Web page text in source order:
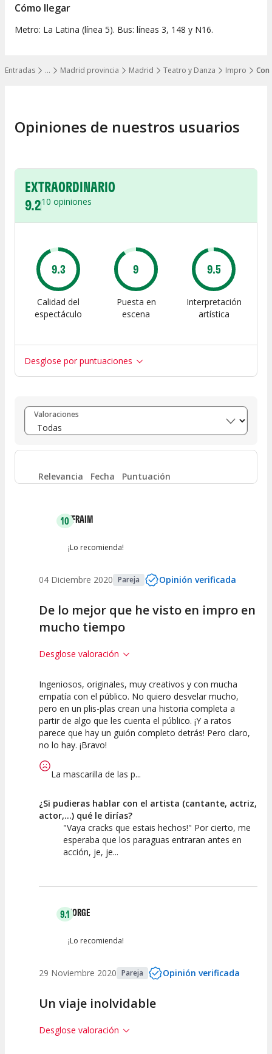
…
Mostrar todos los niveles
Entradas Madrid provincia Madrid Teatro y Danza Impro Con
Cómo llegar
Metro: La Latina (línea 5). Bus: líneas 3, 148 y N16.
Opiniones de nuestros usuarios
EXTRAORDINARIO
9.210 opiniones
9.3
Calidad del
espectáculo
9
Puesta en
escena
9.5
Interpretación
artística
Desglose por puntuaciones
Entre 8 y 10 (9)
Entre 6 y 8 (0)
Entre 4 y 6 1
Valoraciones
Relevancia Fecha Puntuación
10EFRAIM
¡Lo recomienda!
04 Diciembre 2020 Pareja Opinión verificada
De lo mejor que he visto en impro en
mucho tiempo
Desglose valoración
10
Calidad del
Espectáculo
10
Puesta en
Escena
10
Interpretación
artística
Ingeniosos, originales, muy creativos y con mucha
empatía con el público. No quiero desvelar mucho,
pero en un plis-plas crean una historia completa a
partir de algo que les cuenta el público. ¡Y a ratos
parece que hay un guión completo detrás! Pero claro,
no lo hay. ¡Bravo!
La mascarilla de las p...
¿Si pudieras hablar con el artista (cantante, actriz,
actor,...) qué le dirías?
"Vaya cracks que estais hechos!" Por cierto, me
esperaba que los paraguas entraran antes en
acción, je, je...
9.1JORGE
¡Lo recomienda!
29 Noviembre 2020 Pareja Opinión verificada
Un viaje inolvidable
Desglose valoración